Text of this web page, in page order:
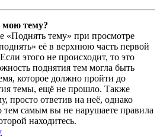
мою тему?
«Поднять тему» при просмотре
её в верхнюю часть первой
этого не происходит, то это
поднятия тем могла быть
которое должно пройти до
темы, ещё не прошло. Также
просто ответив на неё, однако
тем самым вы не нарушаете правила
находитесь.